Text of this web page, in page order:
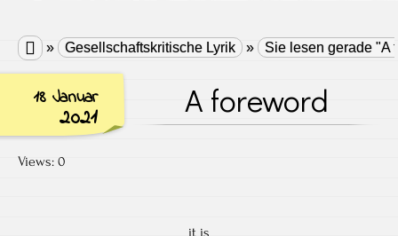
 » Gesellschaftskritische Lyrik » Sie lesen gerade "A
18 Januar
2021 A foreword
Views: 0
it is